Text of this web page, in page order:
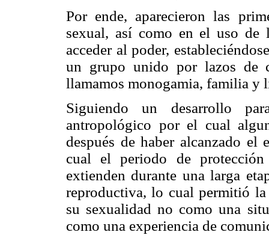
Por ende, aparecieron las
sexual, así como en el uso
acceder al poder,
un grupo unido por lazos de
llamamos monogamia, familia y
Siguiendo un desarrollo
antropológico por el cual
después de haber alcanzado
cual el periodo de
extienden durante una larga
reproductiva, lo cual permitió
su sexualidad no como una
como una experiencia de